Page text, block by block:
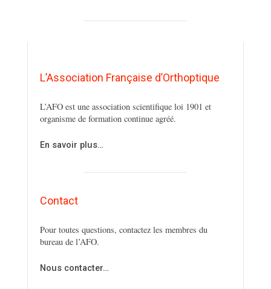
L’Association Française d’Orthoptique
L’AFO est une association scientifique loi 1901 et
organisme de formation continue agréé.
En savoir plus…
Contact
Pour toutes questions, contactez les membres du
bureau de l’AFO.
Nous contacter…